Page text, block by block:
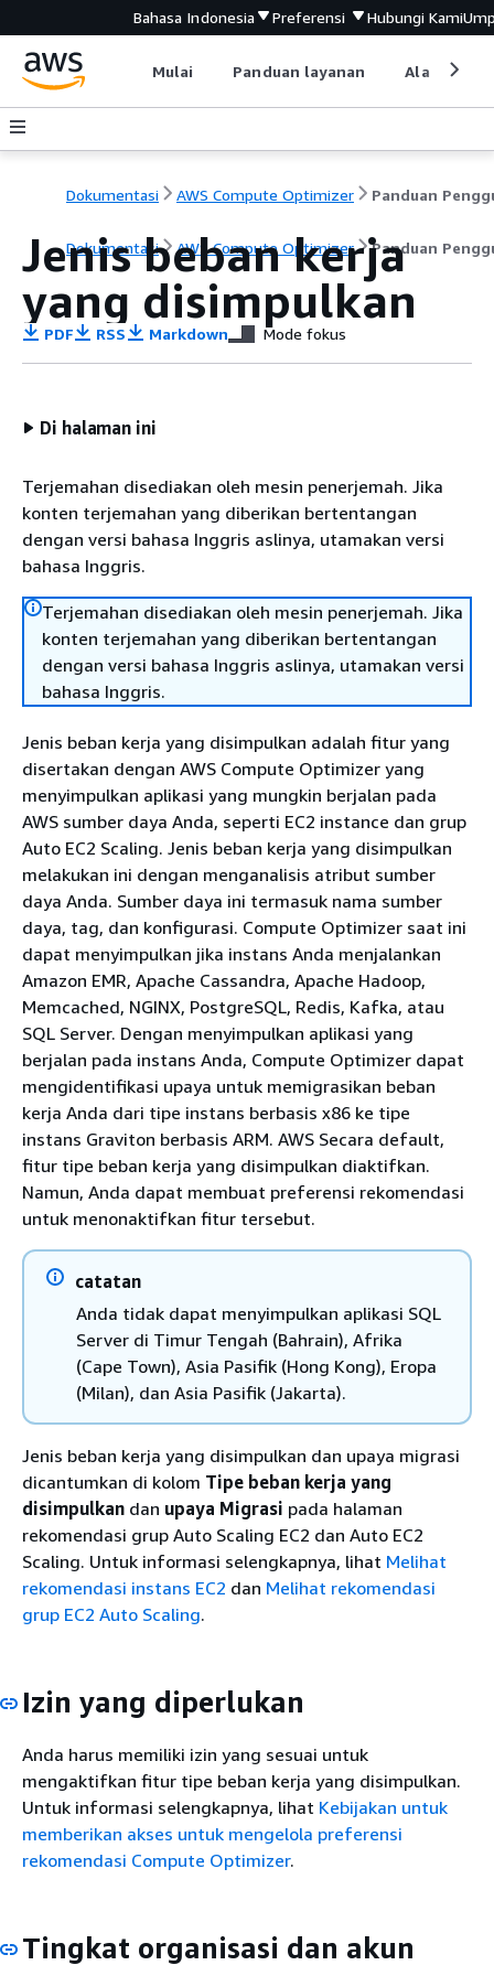
Bahasa Indonesia Preferensi Hubungi Kami
Mulai Panduan layanan Alat
Dokumentasi AWS Compute Optimizer
Dokumentasi AWS Compute Optimizer Panduan
Jenis beban kerja
yang disimpulkan
PDF RSS Markdown Mode fokus
Di halaman ini
Terjemahan disediakan oleh mesin penerjemah. Jika
konten terjemahan yang diberikan bertentangan
dengan versi bahasa Inggris aslinya, utamakan versi
bahasa Inggris.
Terjemahan disediakan oleh mesin penerjemah. Jika
konten terjemahan yang diberikan bertentangan
dengan versi bahasa Inggris aslinya, utamakan versi
bahasa Inggris.
Jenis beban kerja yang disimpulkan adalah fitur yang
disertakan dengan AWS Compute Optimizer yang
menyimpulkan aplikasi yang mungkin berjalan pada
AWS sumber daya Anda, seperti EC2 instance dan grup
Auto EC2 Scaling. Jenis beban kerja yang disimpulkan
melakukan ini dengan menganalisis atribut sumber
daya Anda. Sumber daya ini termasuk nama sumber
daya, tag, dan konfigurasi. Compute Optimizer saat ini
dapat menyimpulkan jika instans Anda menjalankan
Amazon EMR, Apache Cassandra, Apache Hadoop,
Memcached, NGINX, PostgreSQL, Redis, Kafka, atau
SQL Server. Dengan menyimpulkan aplikasi yang
berjalan pada instans Anda, Compute Optimizer dapat
mengidentifikasi upaya untuk memigrasikan beban
kerja Anda dari tipe instans berbasis x86 ke tipe
instans Graviton berbasis ARM. AWS Secara default,
fitur tipe beban kerja yang disimpulkan diaktifkan.
Namun, Anda dapat membuat preferensi rekomendasi
untuk menonaktifkan fitur tersebut.
catatan
Anda tidak dapat menyimpulkan aplikasi SQL
Server di Timur Tengah (Bahrain), Afrika
(Cape Town), Asia Pasifik (Hong Kong), Eropa
(Milan), dan Asia Pasifik (Jakarta).
Jenis beban kerja yang disimpulkan dan upaya migrasi
dicantumkan di kolom Tipe beban kerja yang
disimpulkan dan upaya Migrasi pada halaman
rekomendasi grup Auto Scaling EC2 dan Auto EC2
Scaling. Untuk informasi selengkapnya, lihat Melihat
rekomendasi instans EC2 dan Melihat rekomendasi
grup EC2 Auto Scaling.
Izin yang diperlukan
Anda harus memiliki izin yang sesuai untuk
mengaktifkan fitur tipe beban kerja yang disimpulkan.
Untuk informasi selengkapnya, lihat Kebijakan untuk
memberikan akses untuk mengelola preferensi
rekomendasi Compute Optimizer.
Tingkat organisasi dan akun